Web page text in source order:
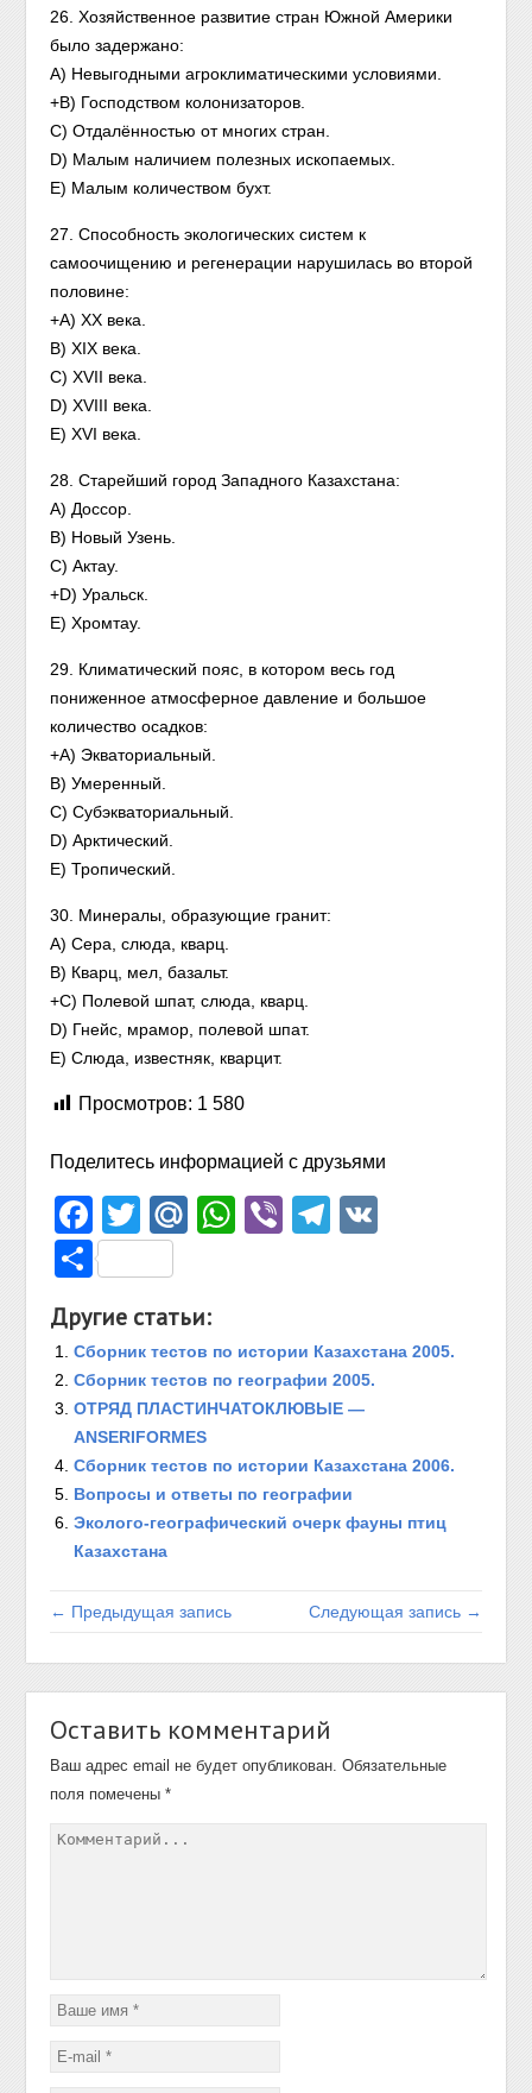
26. Хозяйственное развитие стран Южной Америки
было задержано:
A) Невыгодными агроклиматическими условиями.
+B) Господством колонизаторов.
C) Отдалённостью от многих стран.
D) Малым наличием полезных ископаемых.
E) Малым количеством бухт.
27. Способность экологических систем к
самоочищению и регенерации нарушилась во второй
половине:
+A) ХХ века.
B) XIX века.
C) XVII века.
D) XVIII века.
E) XVI века.
28. Старейший город Западного Казахстана:
A) Доссор.
B) Новый Узень.
C) Актау.
+D) Уральск.
Е) Хромтау.
29. Климатический пояс, в котором весь год
пониженное атмосферное давление и большое
количество осадков:
+A) Экваториальный.
В) Умеренный.
С) Субэкваториальный.
D) Арктический.
E) Тропический.
30. Минералы, образующие гранит:
A) Сера, слюда, кварц.
B) Кварц, мел, базальт.
+C) Полевой шпат, слюда, кварц.
D) Гнейс, мрамор, полевой шпат.
E) Слюда, известняк, кварцит.
Просмотров: 1 580
Поделитесь информацией с друзьями
Facebook
TwitterMail.Ru
WhatsApp
ViberTelegram
Отправить
Другие статьи:
Сборник тестов по истории Казахстана 2005.
Сборник тестов по географии 2005.
ОТРЯД ПЛАСТИНЧАТОКЛЮВЫЕ —
ANSERIFORMES
Сборник тестов по истории Казахстана 2006.
Вопросы и ответы по географии
Эколого-географический очерк фауны птиц
Казахстана
← Предыдущая запись Следующая запись →
Оставить комментарий
Ваш адрес email не будет опубликован. Обязательные
поля помечены*